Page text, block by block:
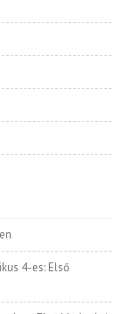
4-es: Első